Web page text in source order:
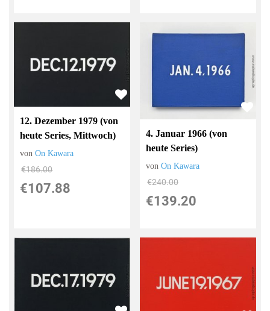
12. Dezember 1979 (von
heute Series, Mittwoch)
vonOn Kawara
€186.00
€107.88
4. Januar 1966 (von
heute Series)
vonOn Kawara
€240.00
€139.20